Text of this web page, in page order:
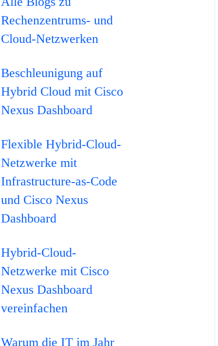
Rechenzentrums- und
Cloud-Netzwerken
Beschleunigung auf
Hybrid Cloud mit Cisco
Nexus Dashboard
Flexible Hybrid-Cloud-
Netzwerke mit
Infrastructure-as-Code
und Cisco Nexus
Dashboard
Hybrid-Cloud-
Netzwerke mit Cisco
Nexus Dashboard
vereinfachen
Warum die IT im Jahr